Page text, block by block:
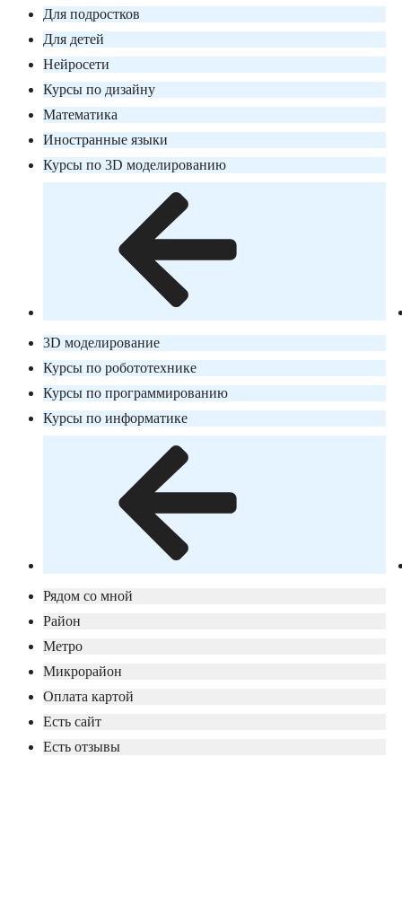
Для подростков
Для детей
Нейросети
Курсы по дизайну
Математика
Иностранные языки
Курсы по 3D моделированию
3D моделирование
Курсы по робототехнике
Курсы по программированию
Курсы по информатике
Рядом со мной
Район
Метро
Микрорайон
Оплата картой
Есть сайт
Есть отзывы